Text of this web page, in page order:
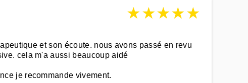
★★★★★
et son écoute. nous avons passé en revu
cela m'a aussi beaucoup aidé
je recommande vivement.